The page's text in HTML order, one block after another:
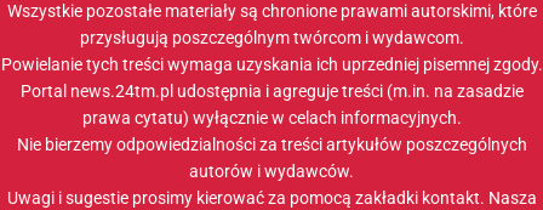
Wszystkie pozostałe materiały są chronione prawami autorskimi, które
przysługują poszczególnym twórcom i wydawcom.
Powielanie tych treści wymaga uzyskania ich uprzedniej pisemnej zgody.
Portal news.24tm.pl udostępnia i agreguje treści (m.in. na zasadzie
prawa cytatu) wyłącznie w celach informacyjnych.
Nie bierzemy odpowiedzialności za treści artykułów poszczególnych
autorów i wydawców.
Uwagi i sugestie prosimy kierować za pomocą zakładki kontakt. Nasza